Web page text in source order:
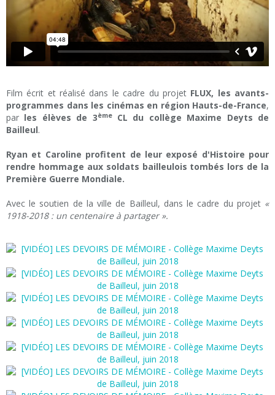
Film écrit et réalisé dans le cadre du projet FLUX, les avants-
programmes dans les cinémas en région Hauts-de-France,
par les élèves de 3èmeCL du collège Maxime Deyts de
Bailleul.
Ryan et Caroline profitent de leur exposé d'Histoire pour
rendre hommage aux soldats bailleulois tombés lors de la
Première Guerre Mondiale.
Avec le soutien de la ville de Bailleul, dans le cadre du projet «
1918-2018 : un centenaire à partager ».